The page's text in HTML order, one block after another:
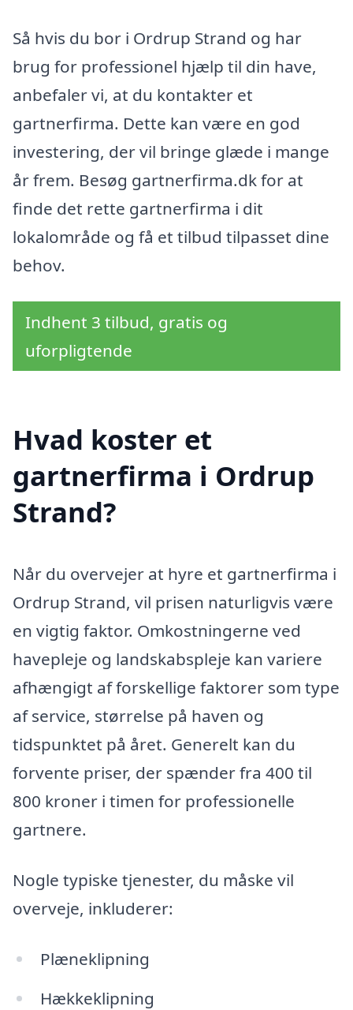
Så hvis du bor i Ordrup Strand og har
brug for professionel hjælp til din have,
anbefaler vi, at du kontakter et
gartnerfirma. Dette kan være en god
investering, der vil bringe glæde i mange
år frem. Besøg gartnerfirma.dk for at
finde det rette gartnerfirma i dit
lokalområde og få et tilbud tilpasset dine
behov.
Indhent 3 tilbud, gratis og
uforpligtende
Hvad koster et
gartnerfirma i Ordrup
Strand?
Når du overvejer at hyre et gartnerfirma i
Ordrup Strand, vil prisen naturligvis være
en vigtig faktor. Omkostningerne ved
havepleje og landskabspleje kan variere
afhængigt af forskellige faktorer som type
af service, størrelse på haven og
tidspunktet på året. Generelt kan du
forvente priser, der spænder fra 400 til
800 kroner i timen for professionelle
gartnere.
Nogle typiske tjenester, du måske vil
overveje, inkluderer:
Plæneklipning
Hækkeklipning